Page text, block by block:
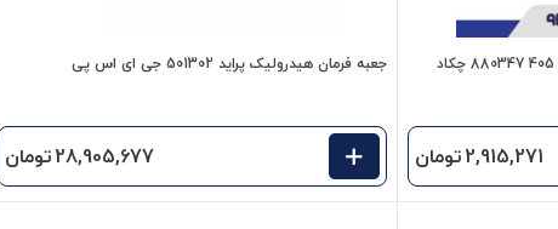
2,915,271تومان
جعبه فرمان هیدرولیک پراید 501302 جی ای اس پی
28,905,677تومان